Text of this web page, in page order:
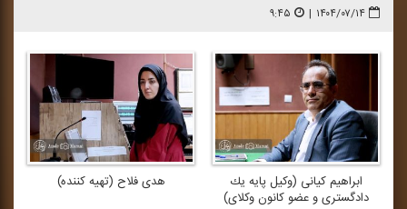
۱۴۰۴/۰۷/۱۴ | ۹:۴۵
ابراهیم كیانی (وكیل پایه یك
دادگستری و عضو كانون وكلای)
هدی فلاح (تهیه كننده)